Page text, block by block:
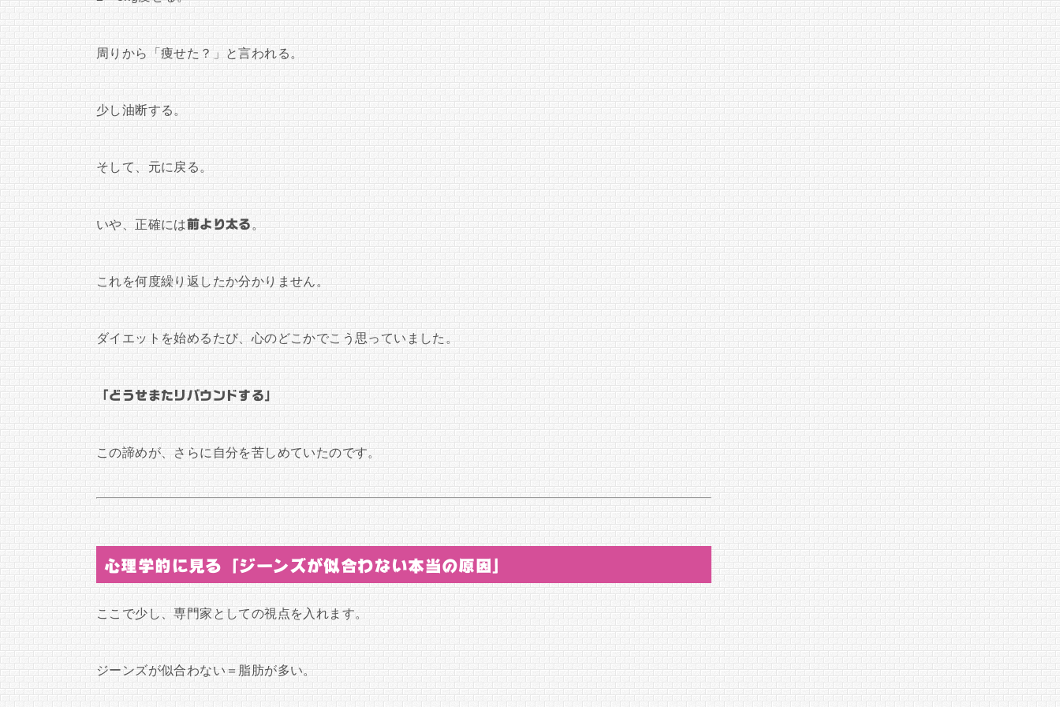
周りから「痩せた？」と言われる。
少し油断する。
そして、元に戻る。
いや、正確には前より太る。
これを何度繰り返したか分かりません。
ダイエットを始めるたび、心のどこかでこう思っていました。
「どうせまたリバウンドする」
この諦めが、さらに自分を苦しめていたのです。
心理学的に見る「ジーンズが似合わない本当の原因」
ここで少し、専門家としての視点を入れます。
ジーンズが似合わない＝脂肪が多い。